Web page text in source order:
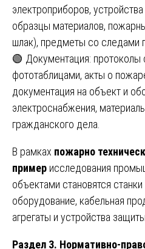
электроприборов,
образцы материалов,
шлак), предметы со следами
🟢 Документация:
фототаблицами, акты о
документация на объект и
электроснабжения,
гражданского дела.
В рамках пожарно
пример исследования
объектами становятся
оборудование, кабельная
агрегаты и устройства защиты.
Раздел 3. Нормативно-